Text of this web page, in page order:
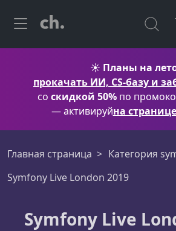
☀️ Планы на
прокачать ИИ, CS-базу и
со скидкой 50% по
— активируйна
Главная страница
Категория
Symfony Live London 2019
Symfony Live